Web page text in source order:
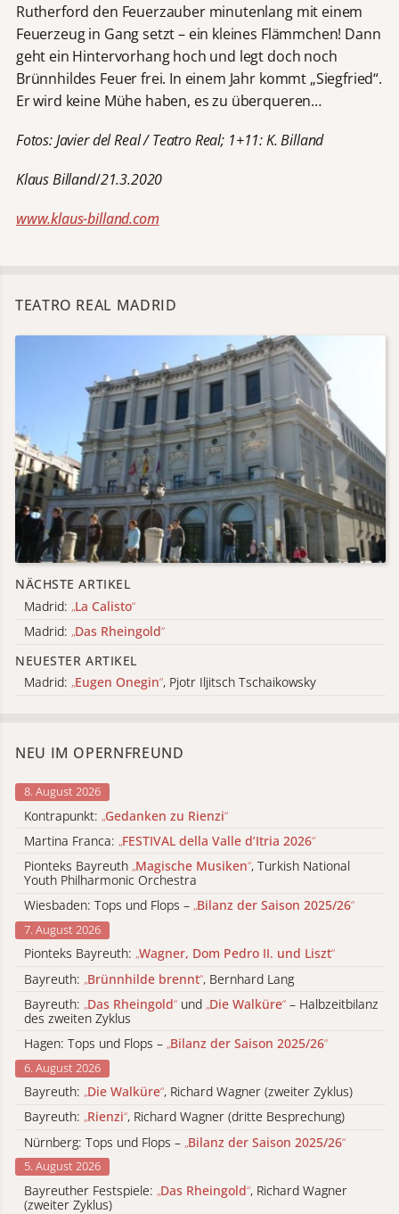
Rutherford den Feuerzauber minutenlang mit einem
Feuerzeug in Gang setzt – ein kleines Flämmchen! Dann
geht ein Hintervorhang hoch und legt doch noch
Brünnhildes Feuer frei. In einem Jahr kommt „Siegfried“.
Er wird keine Mühe haben, es zu ­überqueren…
Fotos: Javier del Real / Teatro Real; 1+11: K. Billand
Klaus Billand/21.3.2020
www.klaus-billand.com
TEATRO REAL MADRID
NÄCHSTE ARTIKEL
Madrid: „La Calisto“
Madrid: „Das Rheingold“
NEUESTER ARTIKEL
Madrid: „Eugen Onegin“, Pjotr Iljitsch Tschaikowsky
NEU IM OPERNFREUND
8. August 2026
Kontrapunkt: „Gedanken zu Rienzi“
Martina Franca: „FESTIVAL della Valle d’Itria 2026“
Pionteks Bayreuth „Magische Musiken“, Turkish National
Youth Philharmonic Orchestra
Wiesbaden: Tops und Flops – „Bilanz der Saison 2025/26“
7. August 2026
Pionteks Bayreuth: „Wagner, Dom Pedro II. und Liszt“
Bayreuth: „Brünnhilde brennt“, Bernhard Lang
Bayreuth: „Das Rheingold“ und „Die Walküre“ – Halbzeitbilanz
des zweiten Zyklus
Hagen: Tops und Flops – „Bilanz der Saison 2025/26“
6. August 2026
Bayreuth: „Die Walküre“, Richard Wagner (zweiter Zyklus)
Bayreuth: „Rienzi“, Richard Wagner (dritte Besprechung)
Nürnberg: Tops und Flops – „Bilanz der Saison 2025/26“
5. August 2026
Bayreuther Festspiele: „Das Rheingold“, Richard Wagner
(zweiter Zyklus)